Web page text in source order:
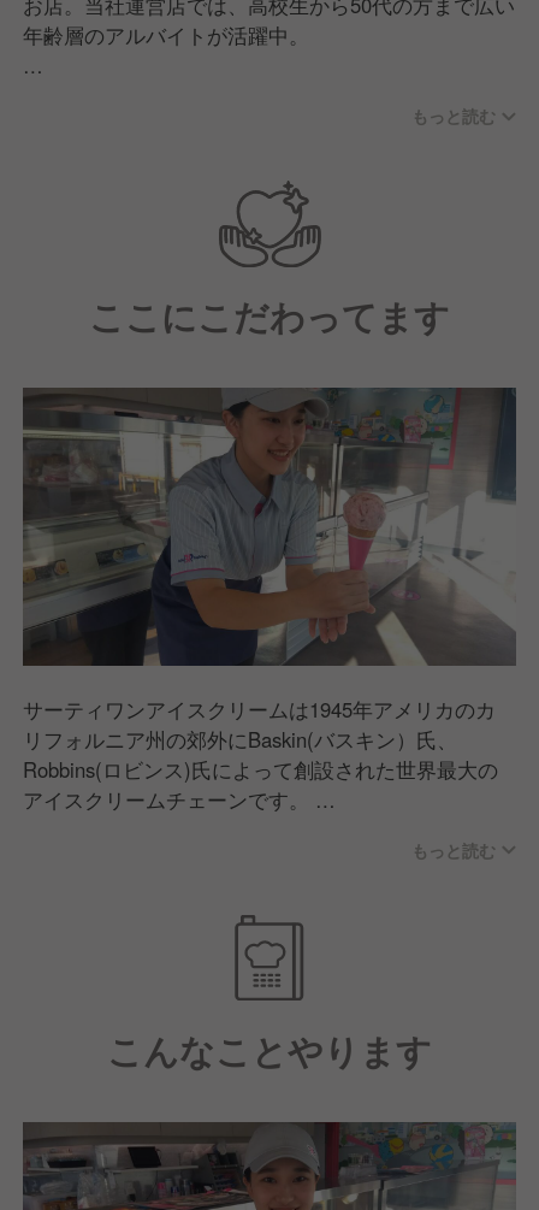
年齢層のアルバイトが活躍中。
もっと読む
ここにこだわってます
サーティワンアイスクリームは1945年アメリカのカ
リフォルニア州の郊外にBaskin(バスキン）氏、
Robbins(ロビンス)氏によって創設された世界最大の
アイスクリームチェーンです。
1ヶ月（31日）間、毎日違ったフレーバーのアイスク
ら、サーティワンアイスクリームと名付けられまし
もっと読む
こんなことやります